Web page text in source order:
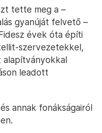
tette meg a –
gyanúját felvető –
évek óta építi
szervezetekkel,
alapítványokkal
leadott
annak fonákságairól